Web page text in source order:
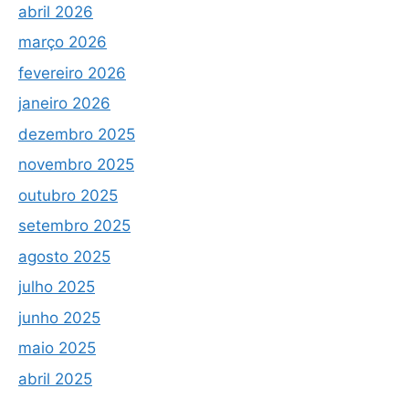
abril 2026
março 2026
fevereiro 2026
janeiro 2026
dezembro 2025
novembro 2025
outubro 2025
setembro 2025
agosto 2025
julho 2025
junho 2025
maio 2025
abril 2025